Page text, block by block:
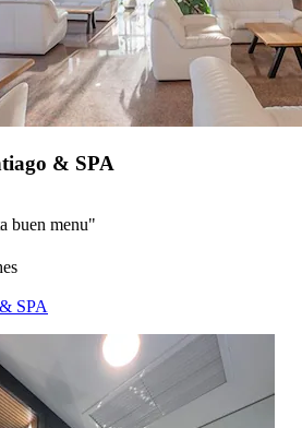
& SPA
buen menu"
SPA